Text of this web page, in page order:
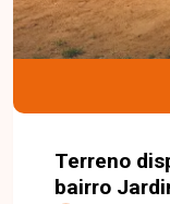
Terreno
bairro